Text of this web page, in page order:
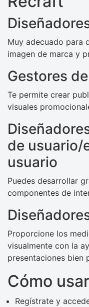
Muy adecuado para
imagen de marca y
Gestores
Te permite crear
visuales
de usuario/
usuario
Puedes desarrollar
componentes de
Proporcione los
visualmente con la
presentaciones bien
Cómo
Regístrate y